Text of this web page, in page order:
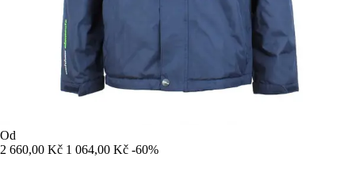
Od
2 660,00 Kč 1 064,00 Kč -60%